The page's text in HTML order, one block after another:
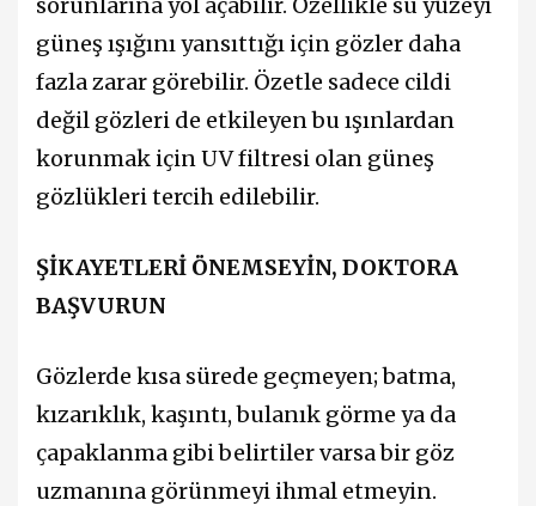
güneş ışığını yansıttığı için gözler daha
fazla zarar görebilir. Özetle sadece cildi
değil gözleri de etkileyen bu ışınlardan
korunmak için UV filtresi olan güneş
gözlükleri tercih edilebilir.
ŞİKAYETLERİ ÖNEMSEYİN, DOKTORA
BAŞVURUN
Gözlerde kısa sürede geçmeyen; batma,
kızarıklık, kaşıntı, bulanık görme ya da
çapaklanma gibi belirtiler varsa bir göz
uzmanına görünmeyi ihmal etmeyin.